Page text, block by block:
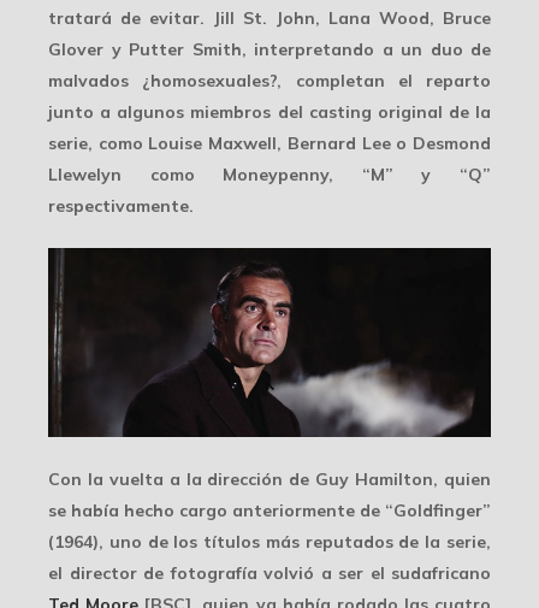
tratará de evitar. Jill St. John, Lana Wood, Bruce
Glover y Putter Smith, interpretando a un duo de
malvados ¿homosexuales?, completan el reparto
junto a algunos miembros del casting original de la
serie, como Louise Maxwell, Bernard Lee o Desmond
Llewelyn como Moneypenny, “M” y “Q”
respectivamente.
Con la vuelta a la dirección de Guy Hamilton, quien
se había hecho cargo anteriormente de “Goldfinger”
(1964), uno de los títulos más reputados de la serie,
el director de fotografía volvió a ser el sudafricano